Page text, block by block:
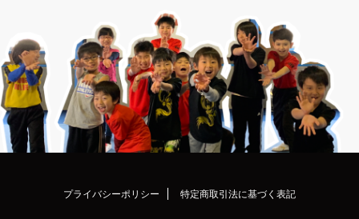
プライバシーポリシー 特定商取引法に基づく表記